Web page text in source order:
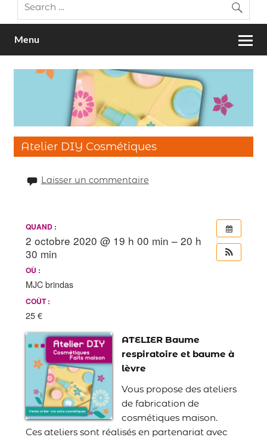
Menu
Atelier DIY Cosmétiques
Laisser un commentaire
QUAND :
2 octobre 2020 @ 19 h 00 min – 20 h
30 min
OÙ :
MJC brindas
COÛT :
25 €
ATELIER Baume
respiratoire et baume à
lèvre
Vous propose des ateliers
de fabrication de
cosmétiques maison.
Ces ateliers sont réalisés en partenariat avec